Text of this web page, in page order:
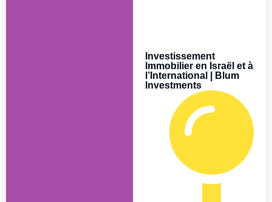
Investissement
Immobilier en Israël et à
l’International | Blum
Investments